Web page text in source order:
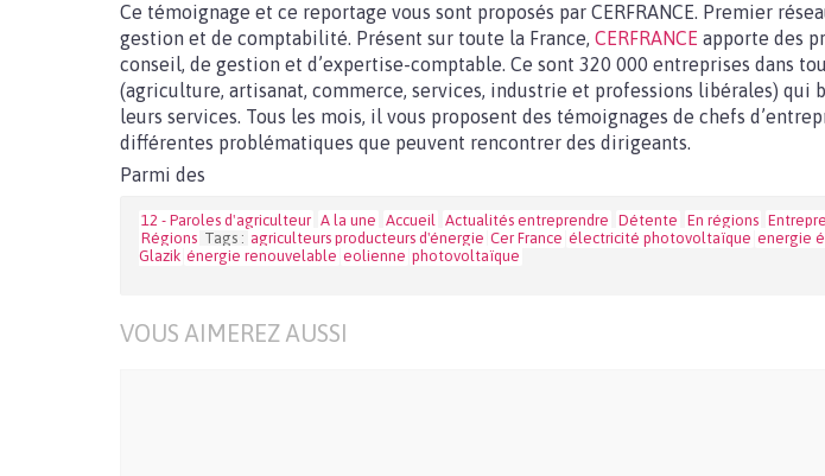
Ce témoignage et ce reportage vous sont proposés par CERFRANCE. Premier
gestion et de comptabilité. Présent sur toute la France, CERFRANCE apporte des
conseil, de gestion et d’expertise-comptable. Ce sont 320 000 entreprises dans
(agriculture, artisanat, commerce, services, industrie et professions libérales) qui
leurs services. Tous les mois, il vous proposent des témoignages de chefs
différentes problématiques que peuvent rencontrer des dirigeants.
Parmi des
12 - Paroles d'agriculteur A la une Accueil Actualités entreprendre Détente En régions
Régions Tags : agriculteurs producteurs d'énergie Cer France électricité photovoltaïque energie
Glazik énergie renouvelable eolienne photovoltaïque
VOUS AIMEREZ AUSSI